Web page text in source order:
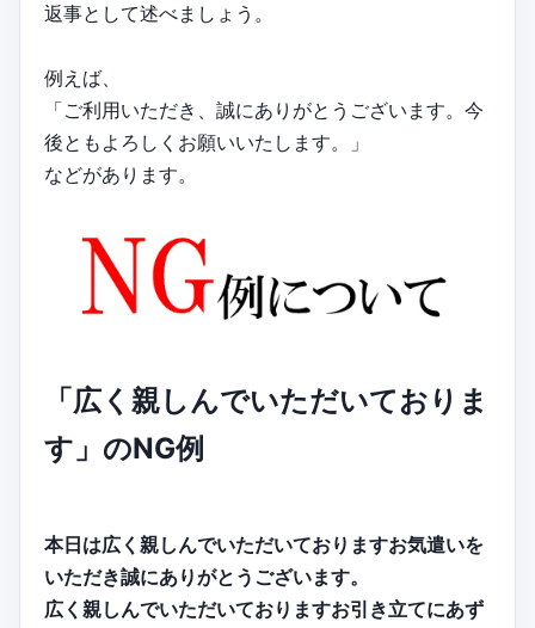
返事として述べましょう。
例えば、
「ご利用いただき、誠にありがとうございます。今
後ともよろしくお願いいたします。」
などがあります。
「広く親しんでいただいておりま
す」のNG例
本日は広く親しんでいただいておりますお気遣いを
いただき誠にありがとうございます。
広く親しんでいただいておりますお引き立てにあず